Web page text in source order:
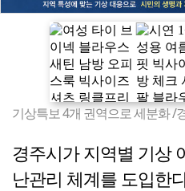
기상특보 4개 권역으로 세분화 /
경주시가 지역별 기상
난관리 체계를 도입한